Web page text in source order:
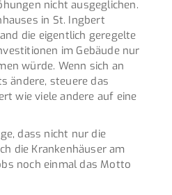
nicht ausgeglichen.
in St. Ingbert
die eigentlich geregelte
im Gebäude nur
würde. Wenn sich an
ändere, steuere das
wie viele andere auf eine
dass nicht nur die
die Krankenhäuser am
noch einmal das Motto